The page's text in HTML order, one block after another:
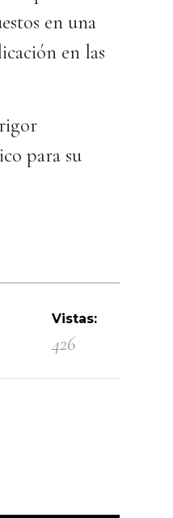
en una
en las
para su
Vistas:
426